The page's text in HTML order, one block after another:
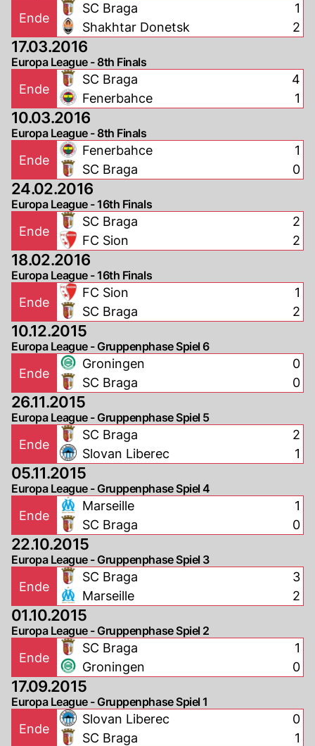
Ende
SC Braga
Shakhtar Donetsk
1
2
17.03.2016
Europa League - 8th Finals
Ende
SC Braga
Fenerbahce
4
1
10.03.2016
Europa League - 8th Finals
Ende
Fenerbahce
SC Braga
1
0
24.02.2016
Europa League - 16th Finals
Ende
SC Braga
FC Sion
2
2
18.02.2016
Europa League - 16th Finals
Ende
FC Sion
SC Braga
1
2
10.12.2015
Europa League - Gruppenphase Spiel 6
Ende
Groningen
SC Braga
0
0
26.11.2015
Europa League - Gruppenphase Spiel 5
Ende
SC Braga
Slovan Liberec
2
1
05.11.2015
Europa League - Gruppenphase Spiel 4
Ende
Marseille
SC Braga
1
0
22.10.2015
Europa League - Gruppenphase Spiel 3
Ende
SC Braga
Marseille
3
2
01.10.2015
Europa League - Gruppenphase Spiel 2
Ende
SC Braga
Groningen
1
0
17.09.2015
Europa League - Gruppenphase Spiel 1
Ende
Slovan Liberec
SC Braga
0
1